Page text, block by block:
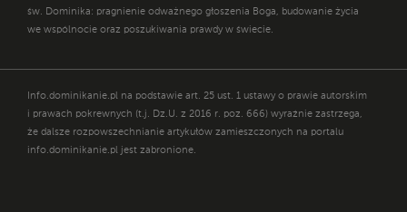
św. Dominika: pragnienie odważnego głoszenia Boga, budowanie życia
we wspólnocie oraz poszukiwania prawdy w świecie.
Info.dominikanie.pl na podstawie art. 25 ust. 1 ustawy o prawie autorskim
i prawach pokrewnych (t.j. Dz.U. z 2016 r. poz. 666) wyraźnie zastrzega,
że dalsze rozpowszechnianie artykułów zamieszczonych na portalu
info.dominikanie.pl jest zabronione.